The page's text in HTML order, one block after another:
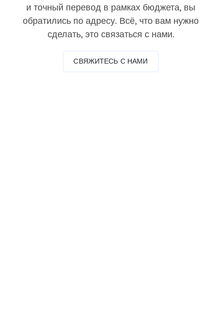
и точный перевод в рамках бюджета, вы
обратились по адресу. Всё, что вам нужно
сделать, это связаться с нами.
СВЯЖИТЕСЬ С НАМИ